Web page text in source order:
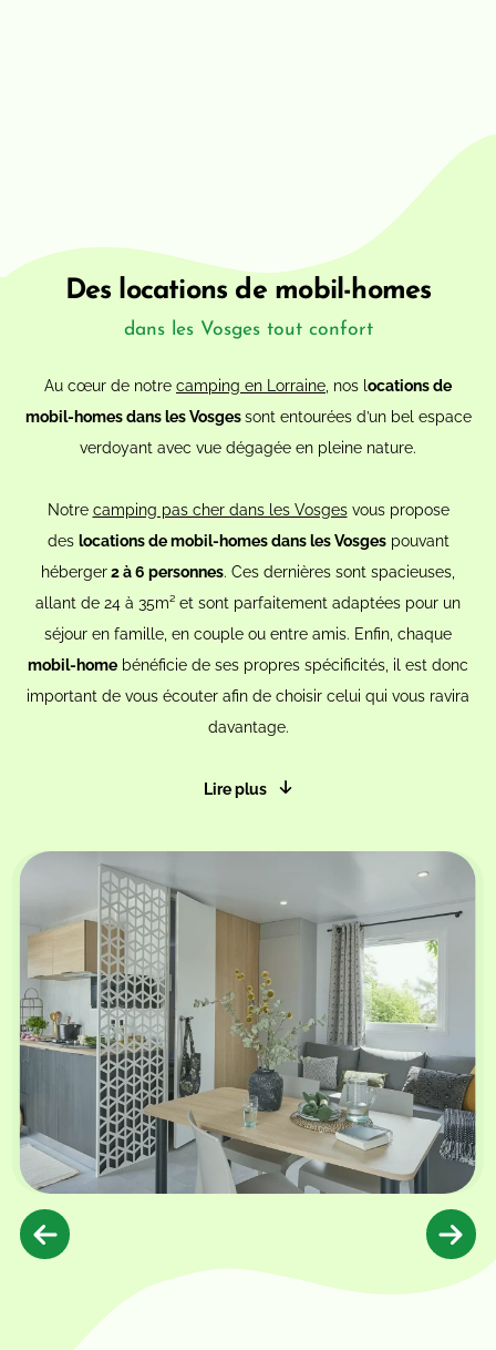
Des locations de mobil-homes
dans les Vosges tout confort
Au cœur de notre camping en Lorraine , nos l ocations de
mobil-homes dans les Vosgessont entourées d’un bel espace
verdoyant avec vue dégagée en pleine nature.
Notre camping pas cher dans les Vosgesvous propose
des locations de mobil-homes dans les Vosgespouvant
héberger2 à 6 personnes. Ces dernières sont spacieuses,
allant de 24 à 35m² et sont parfaitement adaptées pour un
séjour en famille, en couple ou entre amis. Enfin, chaque
mobil-home bénéficie de ses propres spécificités, il est donc
important de vous écouter afin de choisir celui qui vous ravira
davantage.
Lire plus